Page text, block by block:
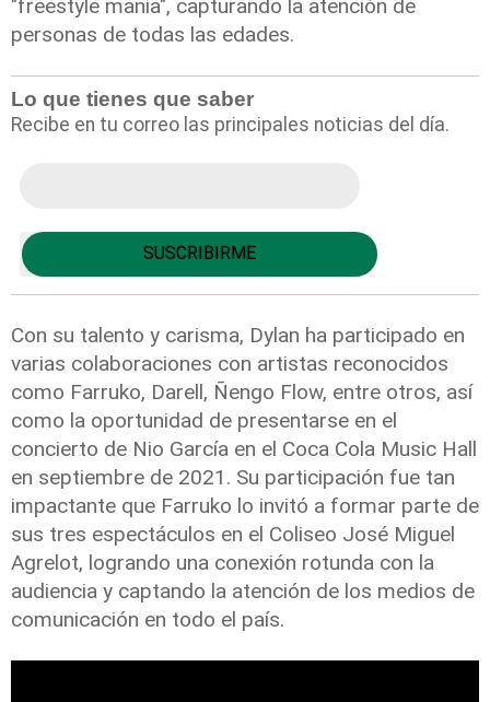
"freestyle mania", capturando la atención de
personas de todas las edades.
Lo que tienes que saber
Recibe en tu correo las principales noticias del día.
Con su talento y carisma, Dylan ha participado en
varias colaboraciones con artistas reconocidos
como Farruko, Darell, Ñengo Flow, entre otros, así
como la oportunidad de presentarse en el
concierto de Nio García en el Coca Cola Music Hall
en septiembre de 2021. Su participación fue tan
impactante que Farruko lo invitó a formar parte de
sus tres espectáculos en el Coliseo José Miguel
Agrelot, logrando una conexión rotunda con la
audiencia y captando la atención de los medios de
comunicación en todo el país.